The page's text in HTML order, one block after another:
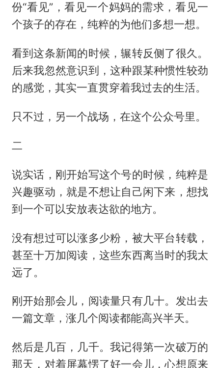
份“看见”，看见一个妈妈的需求，看见一
个孩子的存在，纯粹的为他们多想一想。
看到这条新闻的时候，辗转反侧了很久。
后来我忽然意识到，这种跟某种惯性较劲
的感觉，其实一直贯穿着我过去的生活。
只不过，另一个战场，在这个公众号里。
二
说实话，刚开始写这个号的时候，纯粹是
兴趣驱动，就是不想让自己闲下来，想找
到一个可以安放表达欲的地方。
没有想过可以涨多少粉，被大平台转载，
甚至十万加阅读，这些东西离当时的我太
远了。
刚开始那会儿，阅读量只有几十。发出去
一篇文章，涨几个阅读都能高兴半天。
然后是几百，几千。我记得第一次破万的
那天，对着屏幕愣了好一会儿，心想原来